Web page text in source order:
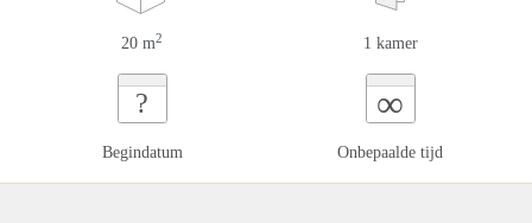
20 m2 1 kamer
?
Begindatum
∞
Onbepaalde tijd